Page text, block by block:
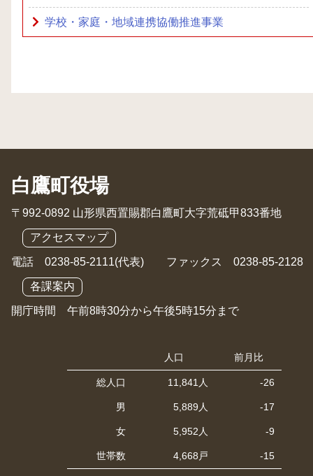
学校・家庭・地域連携協働推進事業
白鷹町役場
〒992-0892 山形県西置賜郡白鷹町大字荒砥甲833番地
アクセスマップ
電話 0238-85-2111(代表) ファックス 0238-85-2128
各課案内
開庁時間 午前8時30分から午後5時15分まで
人口 前月比
総人口 11,841人 -26
男 5,889人 -17
女 5,952人 -9
世帯数 4,668戸 -15